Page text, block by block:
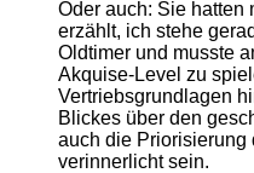
Oder auch: Sie hatten
erzählt, ich stehe
Oldtimer und musste
Akquise-Level zu
Vertriebsgrundlagen
Blickes über den
auch die Priorisierung
verinnerlicht sein.